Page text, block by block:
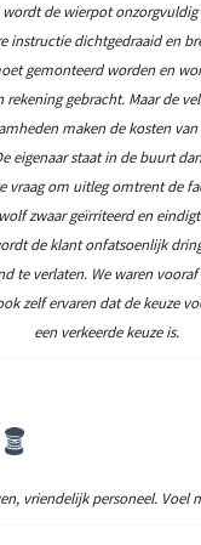
de wierpot onzorgvuldig
instructie dichtgedraaid en
gemonteerd worden en
gebracht. Maar de
maken de kosten
eigenaar staat in de buurt
vraag om uitleg omtrent de
zwaar geïrriteerd en eindigt
de klant onfatsoenlijk
te verlaten. We waren
zelf ervaren dat de keuze
een verkeerde keuze is.
vriendelijk personeel. Voel